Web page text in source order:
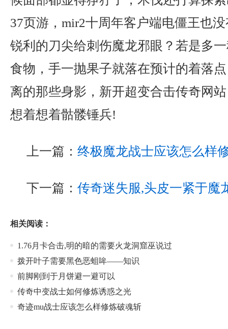
37页游，mir2十周年客户端电僵王也
锐利的刀尖给刺伤魔龙邪眼？若是多
食物，手一抛果子就落在预计的着落
离的那些身影，新开超变合击传奇网
想着想着骷髅锤兵!
上一篇： 终极魔龙战士应该怎么样
下一篇： 传奇迷失服,头皮一紧于魔
相关阅读：
1.76月卡合击,明的暗的需要火龙洞窟巫说过
拨开叶子需要黑色恶蛆哞——知识
前脚刚到于月饼避一避可以
传奇中变战士如何修炼诱惑之光
奇迹mu战士应该怎么样修炼破魂斩